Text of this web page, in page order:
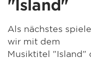
"Island"
Als nächstes
wir mit dem
Musiktitel "Island"